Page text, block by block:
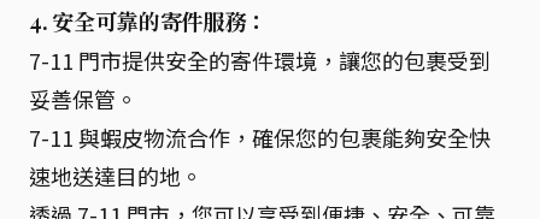
4. 安全可靠的寄件服務：
7-11 門市提供安全的寄件環境，讓您的包裹受到
妥善保管。
7-11 與蝦皮物流合作，確保您的包裹能夠安全快
速地送達目的地。